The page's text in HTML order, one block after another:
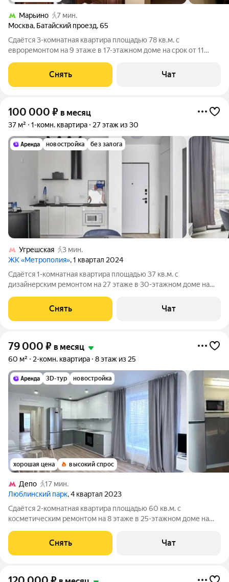
Марьино
7 мин.
Москва, Батайский проезд,65
Сдаётся 3-комнатная квартира площадью 78 кв.м. с
евроремонтом на 9 этаже в 17-этажном доме на срок от 11
Стиральная машина Холодильник Дом - панельный.
Коммунальные услуги по счетчикам оплачиваются
Снять Чат
100 000 ₽ в месяц
37 м² 1-комн. квартира 27 этаж из 30
новостройка без залога
Угрешская
3 мин.
ЖК «Метрополия», 1 квартал 2024
Сдаётся 1-комнатная квартира площадью 37 кв.м. с
дизайнерским ремонтом на 27 этаже в 30-этажном доме на
Бойлер Микроволновка Пылесос
Снять Чат
79 000 ₽ в месяц
60 м² 2-комн. квартира 8 этаж из 25
3D-тур новостройка
хорошая цена высокий спрос
Депо
17 мин.
Люблинский парк, 4 квартал 2023
Сдаётся 2-комнатная квартира площадью 60 кв.м. с
косметическим ремонтом на 8 этаже в 25-этажном доме на
Стиральная машина Холодильник Дом - монолитный, окна
выходят во двор и на улицу. В
Снять Чат